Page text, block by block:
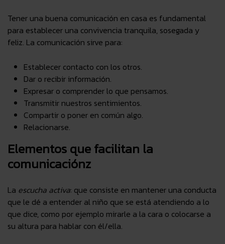
Tener una buena comunicación en casa es fundamental
para establecer una convivencia tranquila, sosegada y
feliz. La comunicación sirve para:
Establecer contacto con los otros.
Dar o recibir información.
Expresar o comprender lo que pensamos.
Transmitir nuestros sentimientos.
Compartir o poner en común algo.
Relacionarse.
Elementos que facilitan la
comunicaciónz
La escucha activa: que consiste en mantener una conducta
que le dé a entender al niño que se está atendiendo a lo
que dice, como por ejemplo mirarle a la cara o colocarse a
su altura para hablar con él/ella.